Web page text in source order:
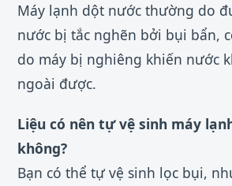
Máy lạnh dột nước thường do
nước bị tắc nghẽn bởi bụi bẩn,
do máy bị nghiêng khiến nước
ngoài được.
Liệu có nên tự vệ sinh máy
không?
Bạn có thể tự vệ sinh lọc bụi,